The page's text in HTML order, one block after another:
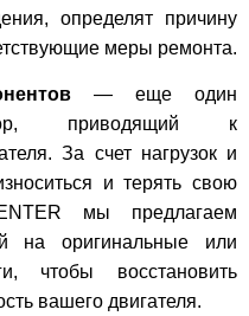
определят причину
меры ремонта.
— еще один
приводящий к
За счет нагрузок и
и терять свою
мы предлагаем
на оригинальные или
чтобы восстановить
вашего двигателя.